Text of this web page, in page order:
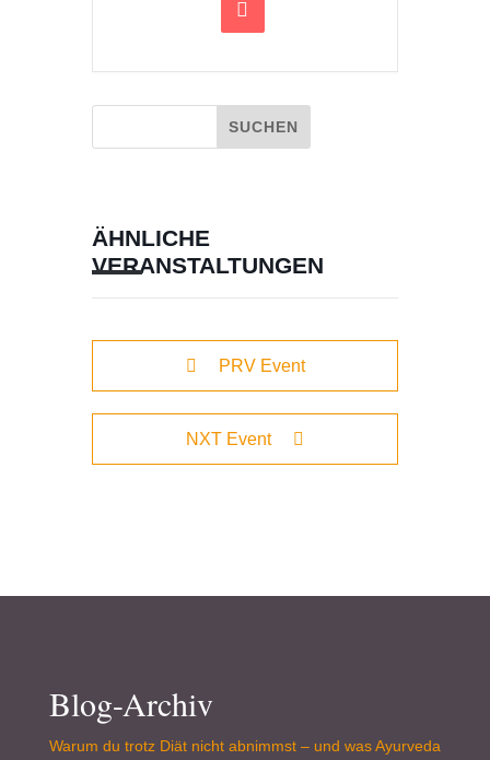
ÄHNLICHE
VERANSTALTUNGEN
PRV Event
NXT Event
Blog-Archiv
Warum du trotz Diät nicht abnimmst – und was Ayurveda